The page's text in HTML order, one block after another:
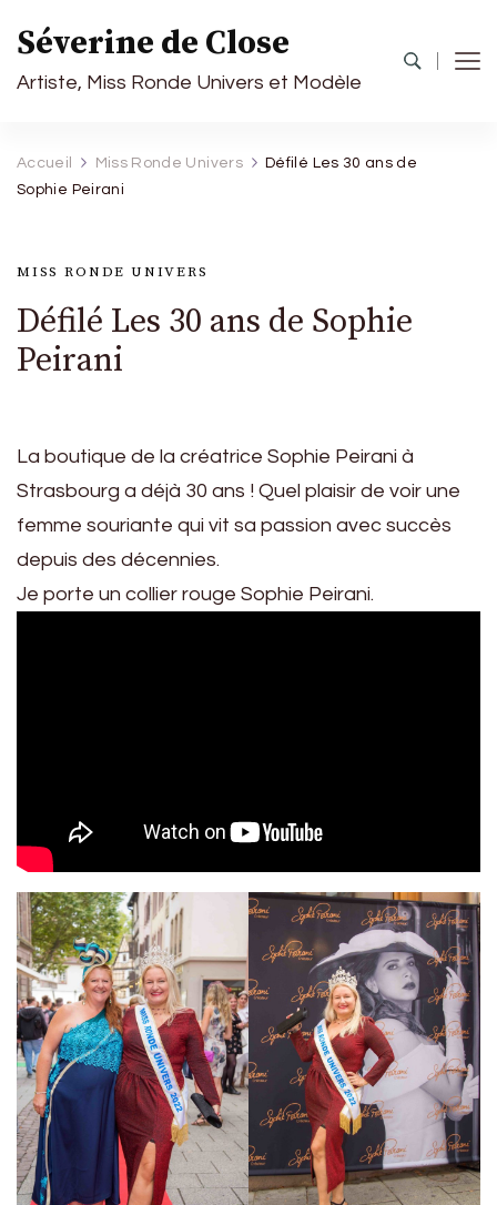
Séverine de Close
Artiste, Miss Ronde Univers et Modèle
Accueil Miss Ronde Univers
Défilé Les 30 ans de
Sophie Peirani
MISS RONDE UNIVERS
Défilé Les 30 ans de Sophie
Peirani
La boutique de la créatrice Sophie Peirani à
Strasbourg a déjà 30 ans ! Quel plaisir de voir une
femme souriante qui vit sa passion avec succès
depuis des décennies.
Je porte un collier rouge Sophie Peirani.